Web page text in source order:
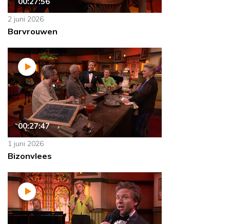
2 juni 2026
Barvrouwen
00:27:47
1 juni 2026
Bizonvlees